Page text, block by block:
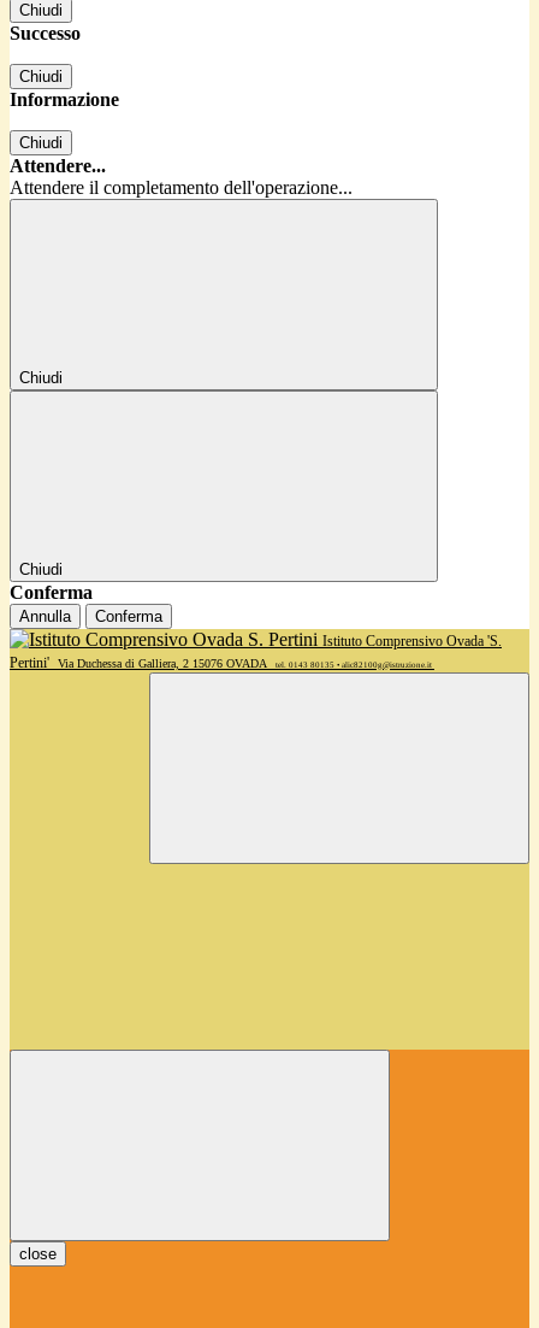
Chiudi
Successo
Chiudi
Informazione
Chiudi
Attendere...
Attendere il completamento dell'operazione...
Chiudi
Chiudi
Conferma
Annulla Conferma
Istituto Comprensivo Ovada 'S.
Pertini'
Via Duchessa di Galliera, 2 15076 OVADA tel. 0143 80135 • alic82100g@istruzione.it
close